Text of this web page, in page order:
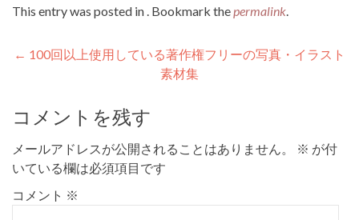
This entry was posted in . Bookmark thepermalink.
Post
← 100回以上使用している著作権フリーの写真・イラスト
素材集
コメントを残す
メールアドレスが公開されることはありません。 ※ が付
いている欄は必須項目です
コメント ※